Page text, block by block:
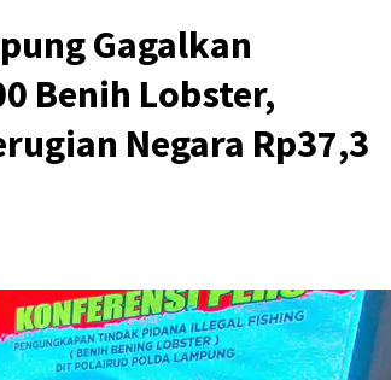
Gagalkan
Benih Lobster,
Negara Rp37,3